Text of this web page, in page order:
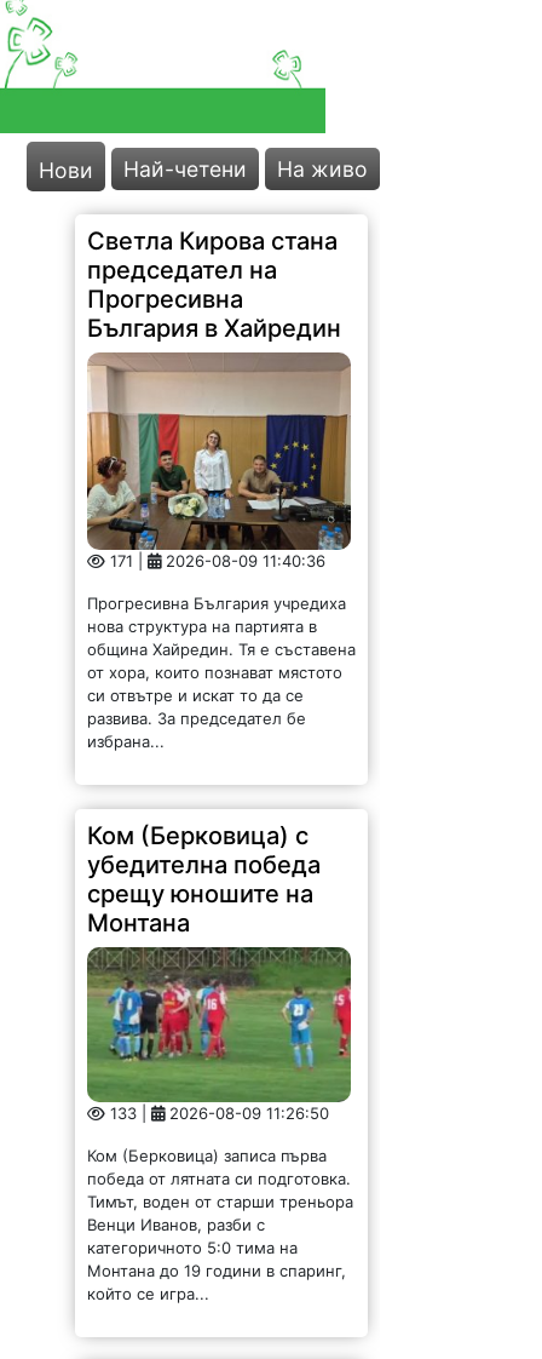
Нови Най-четени На живо
Светла Кирова стана
председател на
Прогресивна
България в Хайредин
171 | 2026-08-09 11:40:36
нова структура на партията в
община Хайредин. Тя е съставена
от хора, които познават мястото
си отвътре и искат то да се
развива. За председател бе
избрана...
Ком (Берковица) с
убедителна победа
срещу юношите на
Монтана
133 | 2026-08-09 11:26:50
победа от лятната си подготовка.
Тимът, воден от старши треньора
Венци Иванов, разби с
категоричното 5:0 тима на
Монтана до 19 години в спаринг,
който се игра...